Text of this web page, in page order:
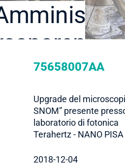
dettaglio
75658007AA
Upgrade del
SNOM” presente
laboratorio di fotonica
Terahertz - NANO PISA
2018-12-04